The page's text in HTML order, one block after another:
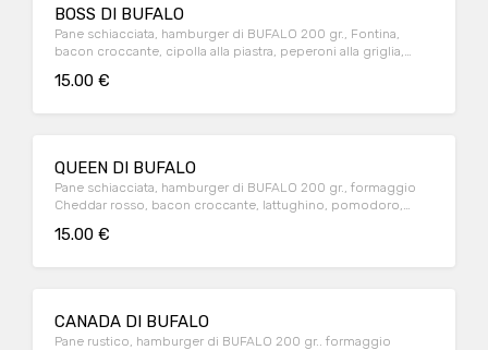
BOSS DI BUFALO
Pane schiacciata, hamburger di BUFALO 200 gr., Fontina,
bacon croccante, cipolla alla piastra, peperoni alla griglia,
15.00 €
QUEEN DI BUFALO
Pane schiacciata, hamburger di BUFALO 200 gr., formaggio
Cheddar rosso, bacon croccante, lattughino, pomodoro,
15.00 €
CANADA DI BUFALO
Pane rustico, hamburger di BUFALO 200 gr.. formaggio